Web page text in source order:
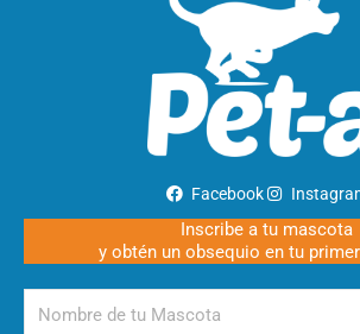
Facebook
Inscribe a tu mascota
y obtén un obsequio en tu
de